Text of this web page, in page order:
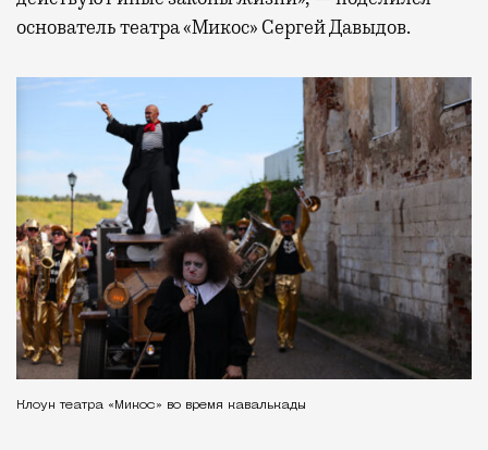
основатель театра «Микос» Сергей Давыдов.
Клоун театра «Микос» во время кавалькады